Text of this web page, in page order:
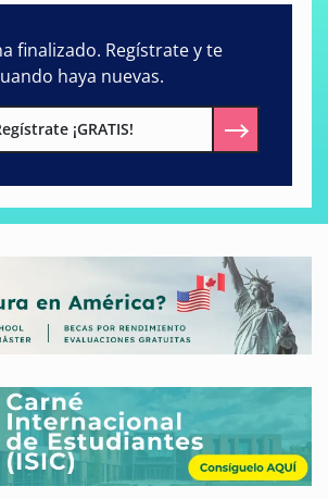
finalizado. Regístrate y te
haya nuevas.
¡GRATIS!